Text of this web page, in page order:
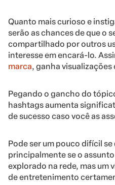
Quanto mais curioso e
serão as chances de que o
compartilhado por outros
interesse em encará-lo.
marca, ganha
Pegando o gancho do
hashtags aumenta
de sucesso caso você as
Pode ser um pouco difícil
principalmente se o
explorado na rede, mas um
de entretenimento